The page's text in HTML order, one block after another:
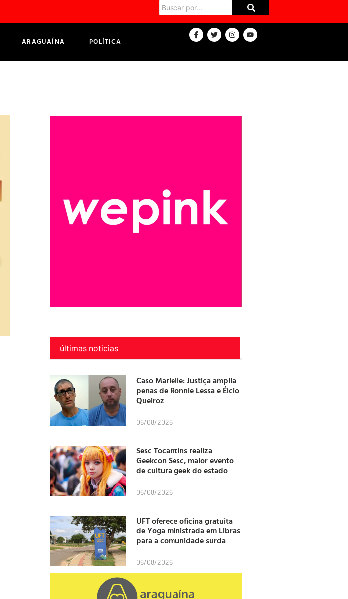
ARAGUAÍNA POLÍTICA
últimas noticias
Caso Marielle: Justiça amplia
penas de Ronnie Lessa e Élcio
Queiroz
06/08/2026
Sesc Tocantins realiza
Geekcon Sesc, maior evento
de cultura geek do estado
06/08/2026
UFT oferece oficina gratuita
de Yoga ministrada em Libras
para a comunidade surda
06/08/2026